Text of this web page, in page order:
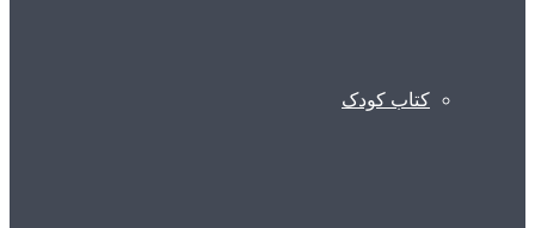
کتاب کودک